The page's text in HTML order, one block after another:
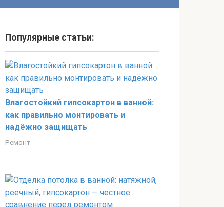
Популярные статьи:
Влагостойкий гипсокартон в ванной:
как правильно монтировать и
надёжно защищать
Ремонт